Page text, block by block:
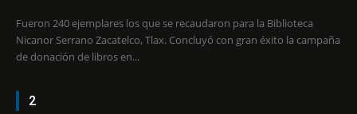
Fueron 240 ejemplares los que se recaudaron para la Biblioteca
Nicanor Serrano Zacatelco, Tlax. Concluyó con gran éxito la campaña
de donación de libros en...
2